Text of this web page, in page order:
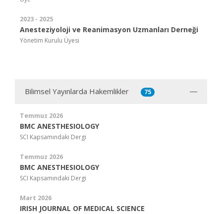
2023 - 2025
Anesteziyoloji ve Reanimasyon Uzmanları Derneği
Yönetim Kurulu Üyesi
Bilimsel Yayınlarda Hakemlikler 75
Temmuz 2026
BMC ANESTHESIOLOGY
SCI Kapsamındaki Dergi
Temmuz 2026
BMC ANESTHESIOLOGY
SCI Kapsamındaki Dergi
Mart 2026
IRISH JOURNAL OF MEDICAL SCIENCE